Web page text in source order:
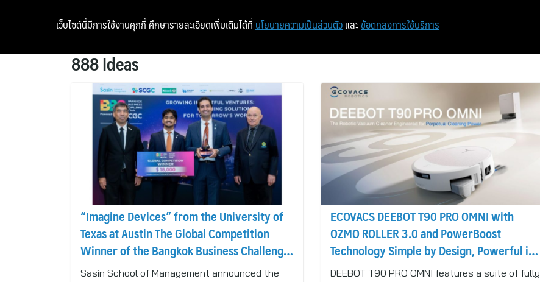
หน้าแรก ท่องเที่ยว
888 Ideas
“Imagine Devices” from the University of
Texas at Austin The Global Competition
Winner of the Bangkok Business Challenge
2026 Powered by SCGC
Sasin School of Management announced the
ECOVACS DEEBOT T90 PRO OMNI with
OZMO ROLLER 3.0 and PowerBoost
Technology Simple by Design, Powerful in
Action
DEEBOT T90 PRO OMNI features a suite of fully
เว็บไซต์นี้มีการใช้งานคุกกี้ ศึกษารายละเอียดเพิ่มเติมได้ที่ นโยบายความเป็นส่วนตัว และ ข้อตกลงการใช้บริการ